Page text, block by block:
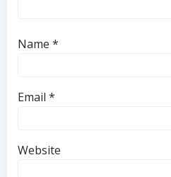
Name *
Email *
Website